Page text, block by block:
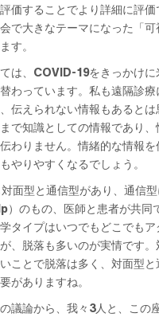
価することでより詳細に評
で大きなテーマになった「
す。
は、COVID-19をきっかけ
わっています。私も遠隔診
伝えられない情報もあると
で知識としての情報であり
わりません。情緒的な情報
やりやすくなるでしょう。
型と通信型があり、通信型
のもの、医師と患者が共同
タイプはいつでもどこでもア
、脱落も多いのが実情です
ことで脱落は多く、対面型
がありますね。
議論から、我々3人と、この